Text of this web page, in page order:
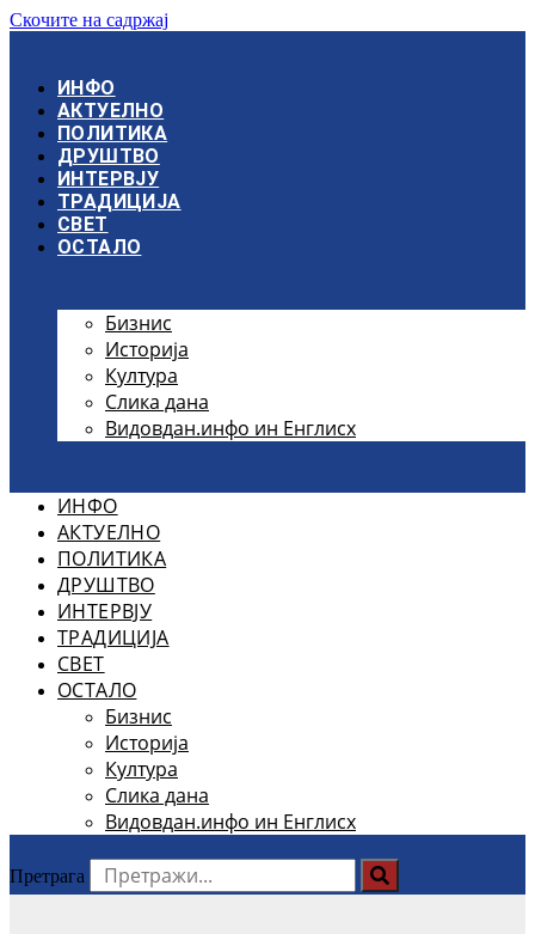
Скочите на садржај
ИНФО
АКТУЕЛНО
ПОЛИТИКА
ДРУШТВО
ИНТЕРВЈУ
ТРАДИЦИЈА
СВЕТ
ОСТАЛО
Бизнис
Историја
Култура
Слика дана
Видовдан.инфо ин Енглисх
ИНФО
АКТУЕЛНО
ПОЛИТИКА
ДРУШТВО
ИНТЕРВЈУ
ТРАДИЦИЈА
СВЕТ
ОСТАЛО
Бизнис
Историја
Култура
Слика дана
Видовдан.инфо ин Енглисх
Претрага